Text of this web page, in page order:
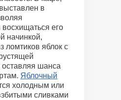
в
восхищаться его
начинкой,
ломтиков яблок с
оставляя шанса
Яблочный
холодным или
сливками